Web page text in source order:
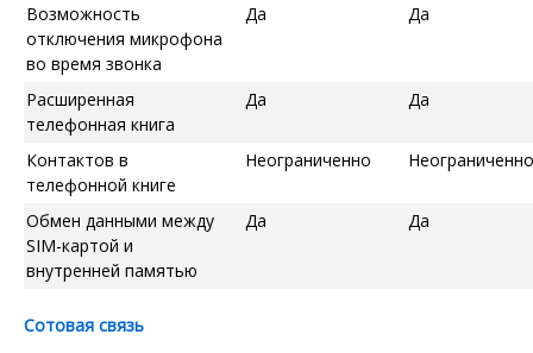
Возможность
отключения микрофона
во время звонка
Да Да
Расширенная
телефонная книга
Да Да
Контактов в
телефонной книге
Неограниченно Неограниченно
Обмен данными между
SIM-картой и
внутренней памятью
Да Да
Сотовая связь